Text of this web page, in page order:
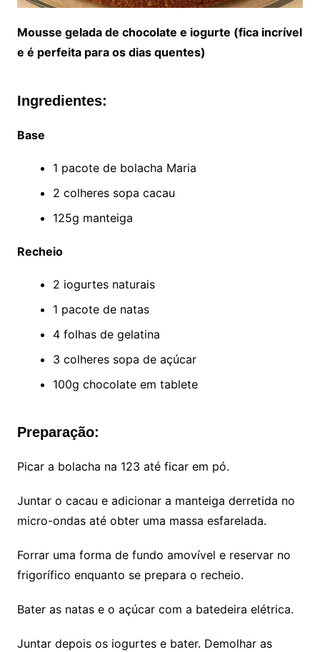
Mousse gelada de chocolate e iogurte (fica incrível
e é perfeita para os dias quentes)
Ingredientes:
Base
1 pacote de bolacha Maria
2 colheres sopa cacau
125g manteiga
Recheio
2 iogurtes naturais
1 pacote de natas
4 folhas de gelatina
3 colheres sopa de açúcar
100g chocolate em tablete
Preparação:
Picar a bolacha na 123 até ficar em pó.
Juntar o cacau e adicionar a manteiga derretida no
micro-ondas até obter uma massa esfarelada.
Forrar uma forma de fundo amovível e reservar no
frigorífico enquanto se prepara o recheio.
Bater as natas e o açúcar com a batedeira elétrica.
Juntar depois os iogurtes e bater. Demolhar as